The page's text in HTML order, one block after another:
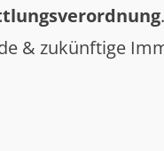
& zukünftige